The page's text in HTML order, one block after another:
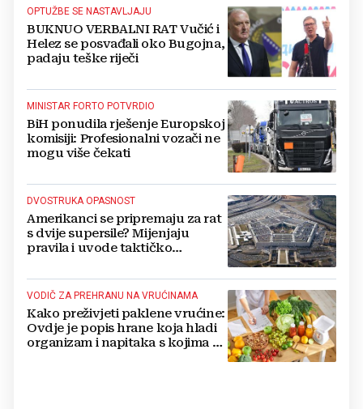
OPTUŽBE SE NASTAVLJAJU
BUKNUO VERBALNI RAT Vučić i
Helez se posvađali oko Bugojna,
padaju teške riječi
MINISTAR FORTO POTVRDIO
BiH ponudila rješenje Europskoj
komisiji: Profesionalni vozači ne
mogu više čekati
DVOSTRUKA OPASNOST
Amerikanci se pripremaju za rat
s dvije supersile? Mijenjaju
pravila i uvode taktičko
VODIČ ZA PREHRANU NA VRUĆINAMA
Kako preživjeti paklene vrućine:
Ovdje je popis hrane koja hladi
organizam i napitaka s kojima si